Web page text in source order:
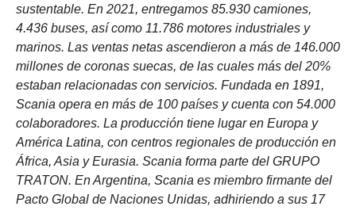
sustentable. En 2021, entregamos 85.930 camiones,
4.436 buses, así como 11.786 motores industriales y
marinos. Las ventas netas ascendieron a más de 146.000
millones de coronas suecas, de las cuales más del 20%
estaban relacionadas con servicios. Fundada en 1891,
Scania opera en más de 100 países y cuenta con 54.000
colaboradores. La producción tiene lugar en Europa y
América Latina, con centros regionales de producción en
África, Asia y Eurasia. Scania forma parte del GRUPO
TRATON. En Argentina, Scania es miembro firmante del
Pacto Global de Naciones Unidas, adhiriendo a sus 17